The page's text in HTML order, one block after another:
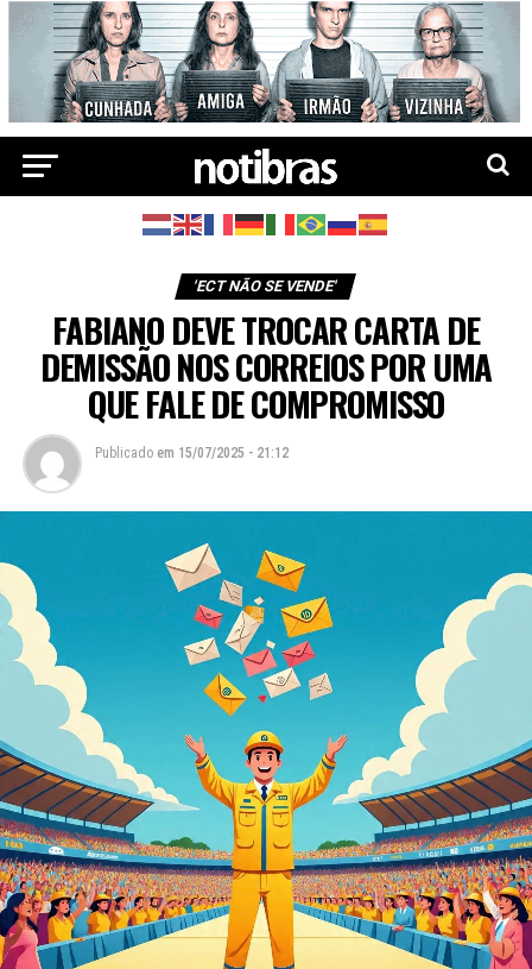
'ECT NÃO SE VENDE'
FABIANO DEVE TROCAR CARTA DE
DEMISSÃO NOS CORREIOS POR UMA
QUE FALE DE COMPROMISSO
Publicado em 15/07/2025 - 21:12